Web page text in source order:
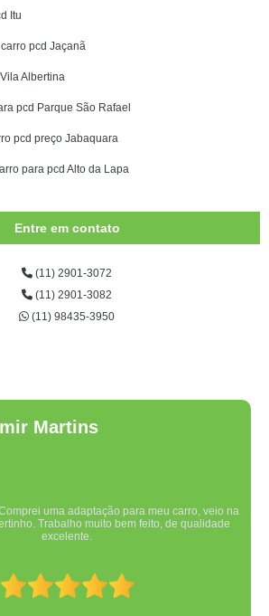
Itu
pcd Jaçanã
Albertina
pcd Parque São Rafael
pcd preço Jabaquara
para pcd Alto da Lapa
Entre em contato
(11) 2901-3072
(11) 2901-3082
(11) 98435-3950
Martins
uma adaptação para meu carro, veio na
Trabalho muito bem feito, de qualidade
excelente.